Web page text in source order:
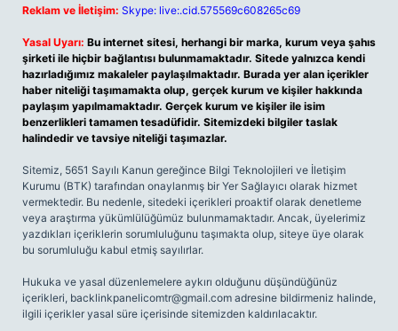
Reklam ve İletişim: Skype: live:.cid.575569c608265c69
Yasal Uyarı: Bu internet sitesi, herhangi bir marka, kurum veya şahıs
şirketi ile hiçbir bağlantısı bulunmamaktadır. Sitede yalnızca kendi
hazırladığımız makaleler paylaşılmaktadır. Burada yer alan içerikler
haber niteliği taşımamakta olup, gerçek kurum ve kişiler hakkında
paylaşım yapılmamaktadır. Gerçek kurum ve kişiler ile isim
benzerlikleri tamamen tesadüfidir. Sitemizdeki bilgiler taslak
halindedir ve tavsiye niteliği taşımazlar.
Sitemiz, 5651 Sayılı Kanun gereğince Bilgi Teknolojileri ve İletişim
Kurumu (BTK) tarafından onaylanmış bir Yer Sağlayıcı olarak hizmet
vermektedir. Bu nedenle, sitedeki içerikleri proaktif olarak denetleme
veya araştırma yükümlülüğümüz bulunmamaktadır. Ancak, üyelerimiz
yazdıkları içeriklerin sorumluluğunu taşımakta olup, siteye üye olarak
bu sorumluluğu kabul etmiş sayılırlar.
Hukuka ve yasal düzenlemelere aykırı olduğunu düşündüğünüz
içerikleri, backlinkpanelicomtr@gmail.com adresine bildirmeniz halinde,
ilgili içerikler yasal süre içerisinde sitemizden kaldırılacaktır.